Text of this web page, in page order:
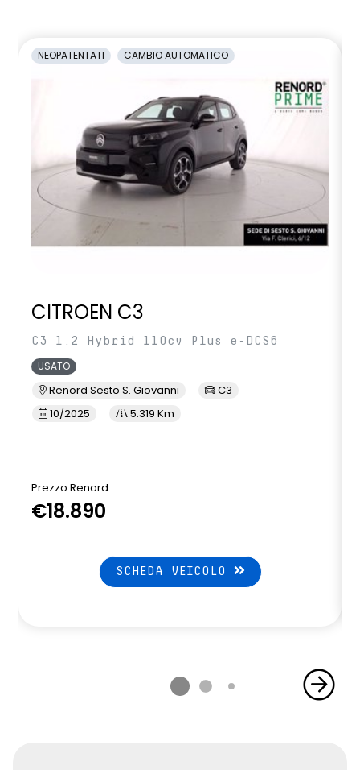
NEOPATENTATI CAMBIO AUTOMATICO
CITROEN C3
C3 1.2 Hybrid 110cv Plus e-DCS6
USATO
Renord Sesto S. Giovanni
C3
10/2025
5.319 Km
Prezzo Renord
€18.890
SCHEDA VEICOLO